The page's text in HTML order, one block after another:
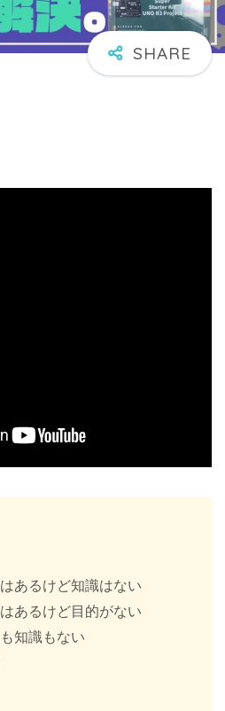
あるけど知識はない
あるけど目的がない
知識もない